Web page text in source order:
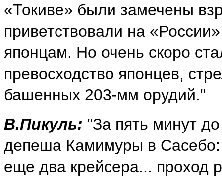
«Токиве» были замечены
приветствовали на
японцам. Но очень скоро
превосходство японцев,
башенных 203-мм орудий."
В.Пикуль: "За пять минут
депеша Камимуры в Сасебо:
еще два крейсера... проход